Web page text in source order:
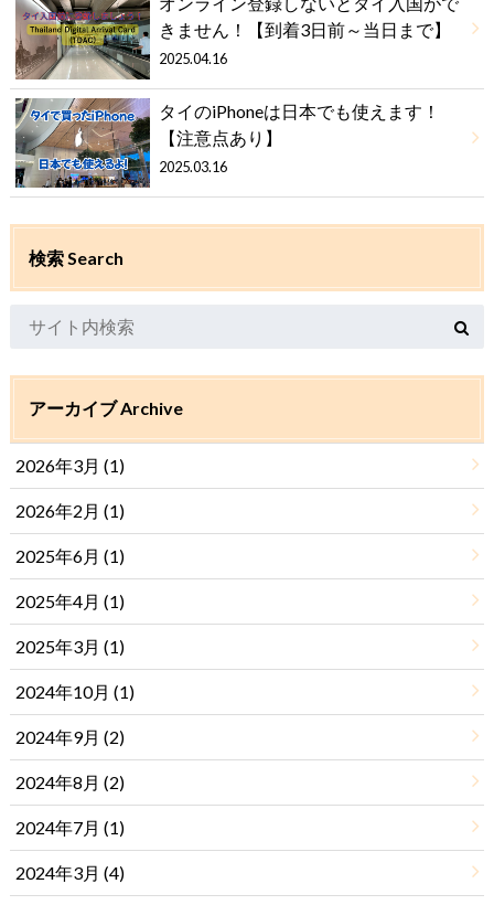
きません！【到着3日前～当日まで】
2025.04.16
タイのiPhoneは日本でも使えます！
【注意点あり】
2025.03.16
検索 Search
アーカイブ Archive
2026年3月 (1)
2026年2月 (1)
2025年6月 (1)
2025年4月 (1)
2025年3月 (1)
2024年10月 (1)
2024年9月 (2)
2024年8月 (2)
2024年7月 (1)
2024年3月 (4)